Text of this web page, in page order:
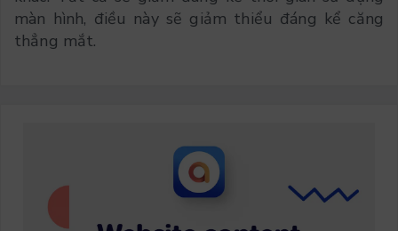
màn hình, điều này sẽ giảm thiểu đáng kể căng
thẳng mắt.